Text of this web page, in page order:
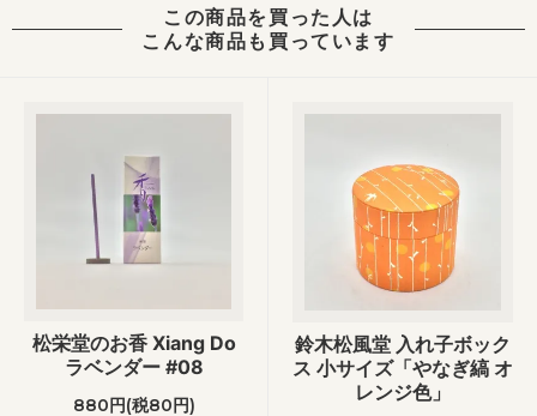
この商品を買った人は
こんな商品も買っています
松栄堂のお香 Xiang Do
ラベンダー #08
880円(税80円)
鈴木松風堂 入れ子ボック
ス 小サイズ「やなぎ縞 オ
レンジ色」